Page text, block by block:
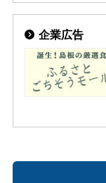
企業広告